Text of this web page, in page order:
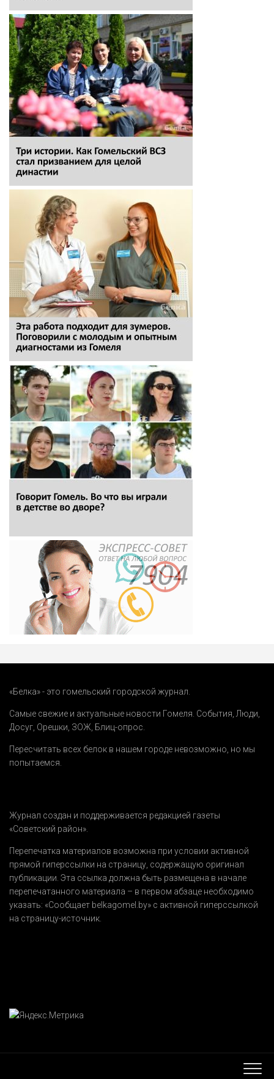
«Белка» - это гомельский городской журнал.
Самые свежие и актуальные новости Гомеля. События Люди
Досуг Орешки ЗОЖ Блиц-опрос
Пересчитать всех белок в нашем городе невозможно, но мы
попытаемся.
Журнал создан и поддерживается редакцией газеты
«Советский район».
Перепечатка материалов возможна при условии активной
прямой гиперссылки на страницу, содержащую оригинал
публикации. Эта ссылка должна быть размещена в начале
перепечатанного материала – в первом абзаце необходимо
указать: «Сообщает belkagomel.by» с активной гиперссылкой
на страницу-источник.